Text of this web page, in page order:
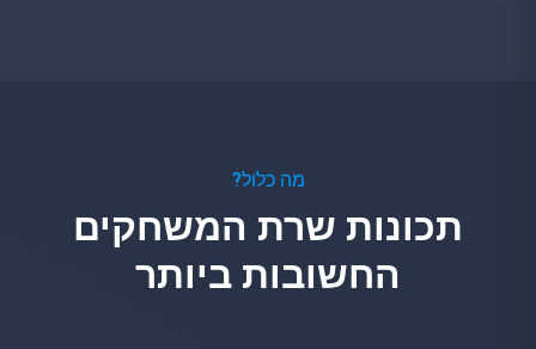
מה כלול?
תכונות שרת המשחקים
החשובות ביותר